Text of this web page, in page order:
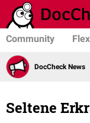
Community
DocCheck News
Seltene